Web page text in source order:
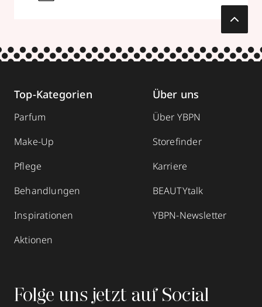
Top-Kategorien
Parfum
Make-Up
Pflege
Behandlungen
Inspirationen
Aktionen
Über uns
Über YBPN
Storefinder
Karriere
BEAUTYtalk
YBPN-Newsletter
Folge uns jetzt auf Social